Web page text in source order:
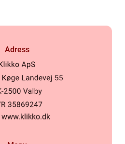
Adress
www.klikko.dk